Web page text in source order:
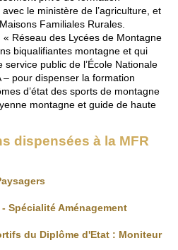
le ministère de l’agriculture, et
Familiales Rurales.
Réseau des Lycées de Montagne
biqualifiantes montagne et qui
public de l’École Nationale
– pour dispenser la formation
d’état des sports de montagne
montagne et guide de haute
dispensées à la MFR
Spécialité Aménagement
du Diplôme d'Etat : Moniteur